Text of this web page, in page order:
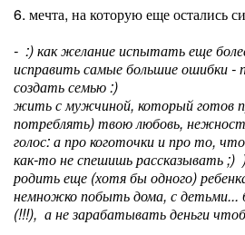
6. мечта, на которую еще остались
- :) как желание испытать еще
исправить самые большие ошибки -
создать семью :)
жить с мужчиной, который готов
потреблять) твою любовь,
голос: а про коготочки и про то,
как-то не спешишь рассказывать ;)
родить еще (хотя бы одного)
немножко побыть дома, с
(!!!), а не зарабатывать деньги